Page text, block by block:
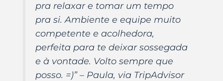
pra relaxar e tomar um tempo
pra si. Ambiente e equipe muito
competente e acolhedora,
perfeita para te deixar sossegada
e à vontade. Volto sempre que
posso. =)” – Paula, via TripAdvisor